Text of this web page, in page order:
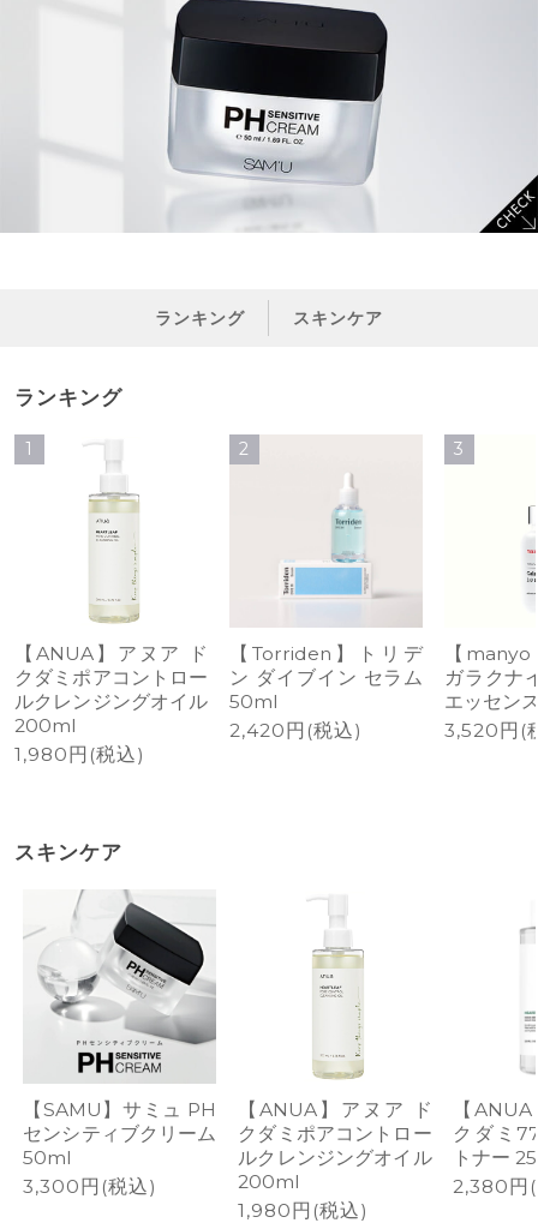
ランキング スキンケア
ランキング
1
【ANUA】アヌア ド
クダミポアコントロー
ルクレンジングオイル
200ml
1,980円(税込)
2
【Torriden】トリデ
ン ダイブイン セラム
50ml
2,420円(税込)
3
【
ガラクナ
エッセン
3,520円(
スキンケア
【SAMU】サミュ PH
センシティブクリーム
50ml
3,300円(税込)
【ANUA】アヌア ド
クダミポアコントロー
ルクレンジングオイル
200ml
1,980円(税込)
【
クダミ
トナー
2,380円